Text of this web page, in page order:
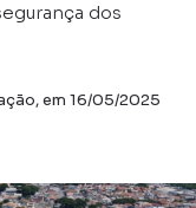
dos
em 16/05/2025